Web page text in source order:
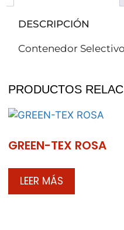
DESCRIPCIÓN
Contenedor
PRODUCTOS
GREEN-TEX ROSA
LEER MÁS